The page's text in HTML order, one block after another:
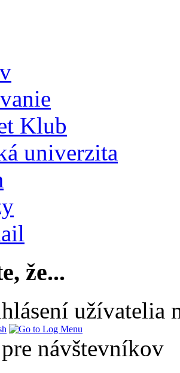
Klub
univerzita
že...
užívatelia
návštevníkov